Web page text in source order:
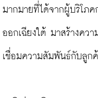
มากมายที่ได้จากผู้บริโภ
ออกเฉียงใต้ มาสร้างคว
เชื่อมความสัมพันธ์กับลูก